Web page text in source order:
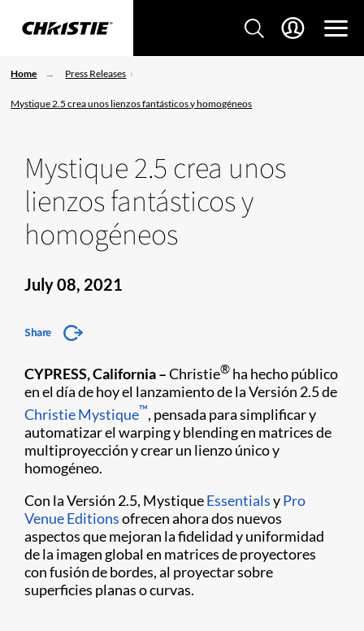
Home Press Releases
Mystique 2.5 crea unos lienzos fantásticos y homogéneos
Mystique 2.5 crea unos
lienzos fantásticos y
homogéneos
July 08, 2021
Share
CYPRESS, California –Christie® ha hecho público
en el día de hoy el lanzamiento de la Versión 2.5 de
Christie Mystique™, pensada para simplificar y
automatizar el warping y blending en matrices de
multiproyección y crear un lienzo único y
homogéneo.
Con la Versión 2.5, MystiqueEssentialsyPro
Venue Editionsofrecen ahora dos nuevos
aspectos que mejoran la fidelidad y uniformidad
de la imagen global en matrices de proyectores
con fusión de bordes, al proyectar sobre
superficies planas o curvas.